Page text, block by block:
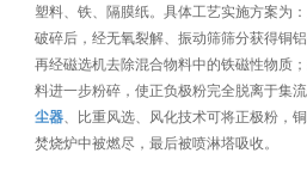
塑料、铁、隔膜纸。具体工艺实施方案为
破碎后，经无氧裂解、振动筛筛分获得铜
再经磁选机去除混合物料中的铁磁性物质
料进一步粉碎，使正负极粉完全脱离于集
尘器、比重风选、风化技术可将正极粉，
焚烧炉中被燃尽，最后被喷淋塔吸收。